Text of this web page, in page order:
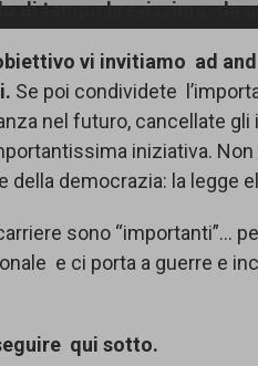
di tempo brevissimo. da
vi invitiamo ad
Se poi condividete
nel futuro, cancellate
iniziativa. Non
della democrazia: la legge
sono “importanti”…
e ci porta a guerre e
qui sotto.